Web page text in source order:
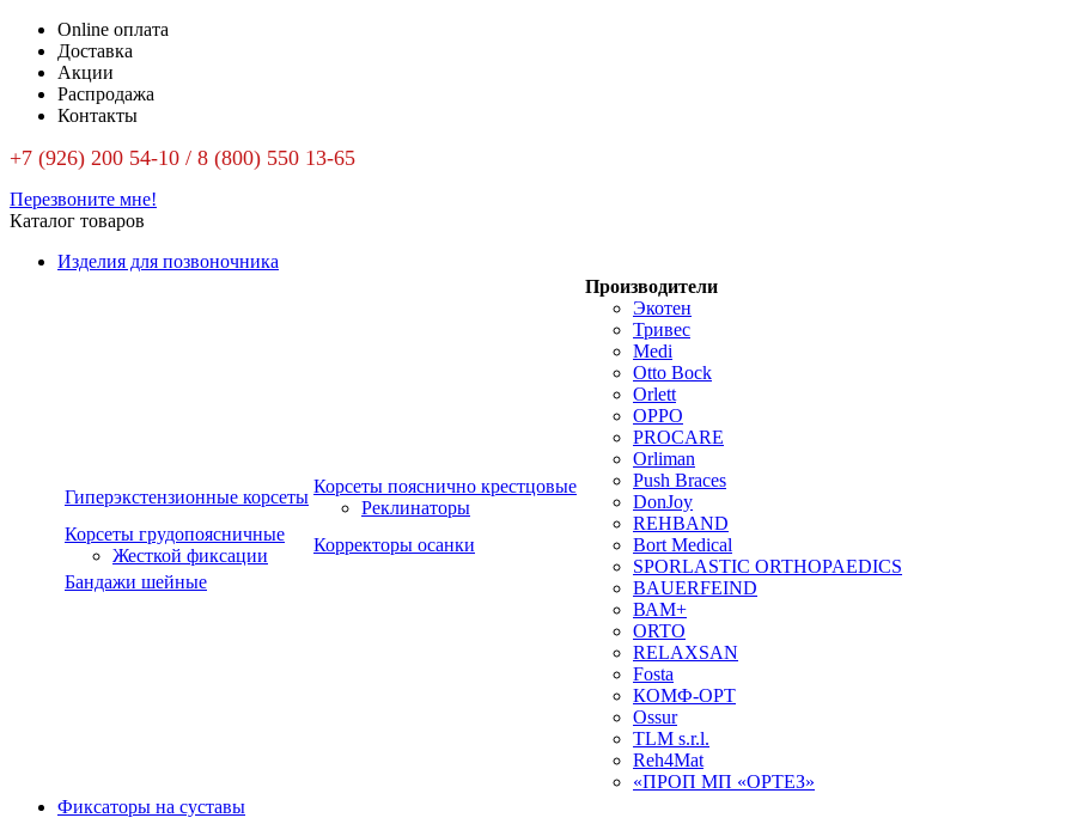
Online оплата
Доставка
Акции
Распродажа
Контакты
+7 (926) 200 54-10 / 8 (800) 550 13-65
Перезвоните мне!
Каталог товаров
Изделия для позвоночника
Гиперэкстензионные корсеты
Корсеты пояснично крестцовые
Реклинаторы
Корсеты грудопоясничные
Жесткой фиксации
Корректоры осанки
Бандажи шейные
Производители
Экотен
Тривес
Medi
Otto Bock
Orlett
OPPO
PROCARE
Orliman
Push Braces
DonJoy
REHBAND
Bort Medical
SPORLASTIC ORTHOPAEDICS
BAUERFEIND
ВАМ+
ORTO
RELAXSAN
Fosta
КОМФ-ОРТ
Ossur
TLM s.r.l.
Reh4Mat
«ПРОП МП «ОРТЕЗ»
Фиксаторы на суставы